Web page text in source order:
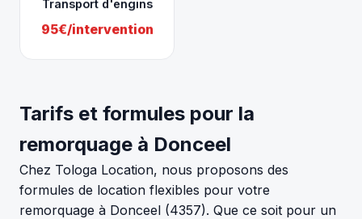
Transport d'engins
95€/intervention
Tarifs et formules pour la
remorquage à Donceel
Chez Tologa Location, nous proposons des
formules de location flexibles pour votre
remorquage à Donceel (4357). Que ce soit pour un